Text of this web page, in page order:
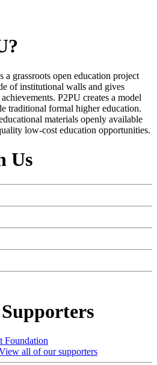
a grassroots open education project
of institutional walls and gives
P2PU creates a model
traditional formal higher education.
materials openly available
low-cost education opportunities.
Us
all of our supporters